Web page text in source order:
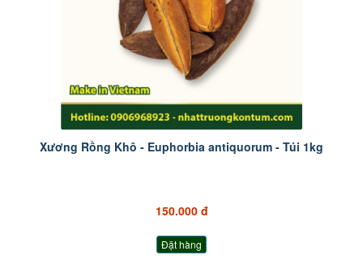
Xương Rồng Khô - Euphorbia antiquorum - Túi 1kg
150.000 đ
Đặt hàng